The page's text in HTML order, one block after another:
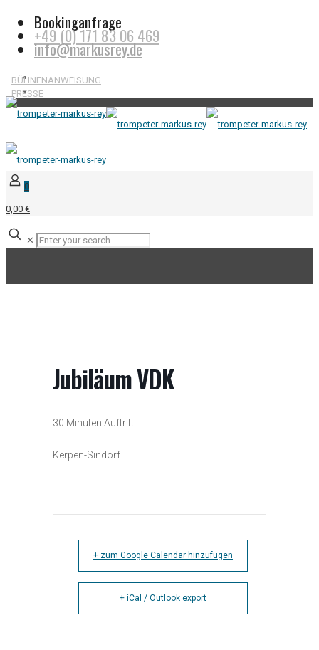
Bookinganfrage
+49 (0) 171 83 06 469
info@markusrey.de
BÜHNENANWEISUNG
PRESSE
0
0,00 €
✕
Jubiläum VDK
30 Minuten Auftritt
Kerpen-Sindorf
+ zum Google Calendar hinzufügen
+ iCal / Outlook export